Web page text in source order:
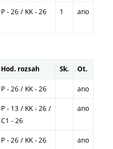
P - 26 / KK - 26 1 ano
Hod. rozsah Sk. Ot.
P - 26 / KK - 26 ano
P - 13 / KK - 26 /
C1 - 26
ano
P - 26 / KK - 26 ano